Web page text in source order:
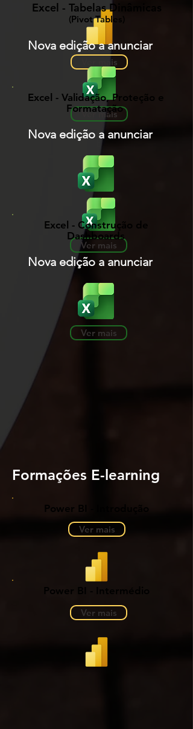
Ver mais
Excel - Tabelas Dinâmicas
(Pivot Tables)
Nova edição a anunciar
Ver mais
Excel - Validação, Proteção e
Formatação
Nova edição a anunciar
Ver mais
Excel - Construção de
Dashboards
Nova edição a anunciar
Ver mais
Formações E-learning
Power BI - Introdução
Ver mais
Power BI - Intermédio
Ver mais